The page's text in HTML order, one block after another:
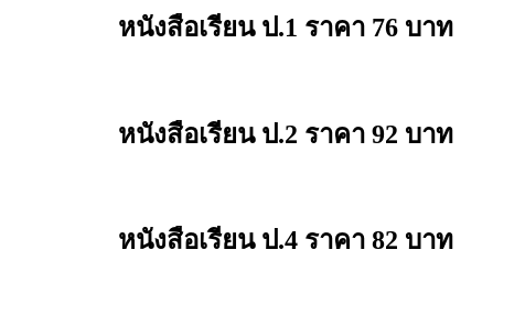
หนังสือเรียน ป.1 ราคา 76 บาท
หนังสือเรียน ป.2 ราคา 92 บาท
หนังสือเรียน ป.4 ราคา 82 บาท